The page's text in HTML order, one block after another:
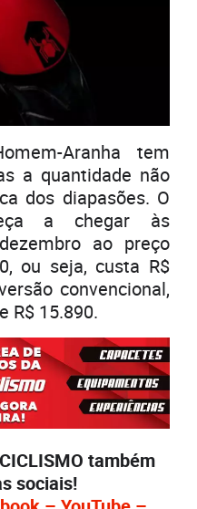
Aranha tem
a quantidade não
dos diapasões. O
a chegar às
ao preço
ou seja, custa R$
convencional,
R$ 15.890.
também
sociais!